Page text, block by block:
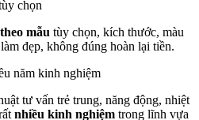
mẫu tùy chọn, kích thước, màu
đẹp, không đúng hoàn lại tiền.
tư vấn trẻ trung, năng động, nhiệt
nhiều kinh nghiệm trong lĩnh vựa